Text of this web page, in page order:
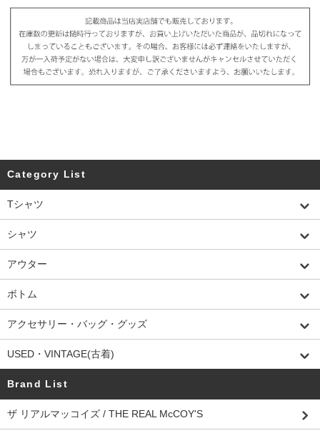
Category List
Tシャツ
シャツ
アウター
ボトム
アクセサリー・バッグ・グッズ
USED・VINTAGE(古着)
Brand List
ザ リアルマッコイズ / THE REAL McCOY'S